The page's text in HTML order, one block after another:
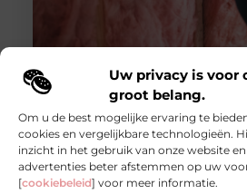
Uw privacy is voor
groot belang.
Om u de best mogelijke ervaring te
cookies en vergelijkbare technologieën.
inzicht in het gebruik van onze website
advertenties beter afstemmen op uw
[cookiebeleid] voor meer informatie.
Isolatie in Hoorn maakt
weer behaaglijk
Hoorn staat bekend om zijn
met karakteristieke woningen uit
deze panden een authentieke
kampen veel eigenaren met